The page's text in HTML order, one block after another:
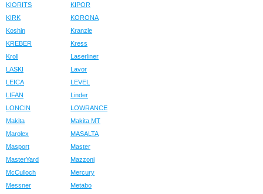
KIORITS
KIPOR
KIRK
KORONA
Koshin
Kranzle
KREBER
Kress
Kroll
Laserliner
LASKI
Lavor
LEICA
LEVEL
LIFAN
Linder
LONCIN
LOWRANCE
Makita
Makita MT
Marolex
MASALTA
Masport
Master
MasterYard
Mazzoni
McCulloch
Mercury
Messner
Metabo